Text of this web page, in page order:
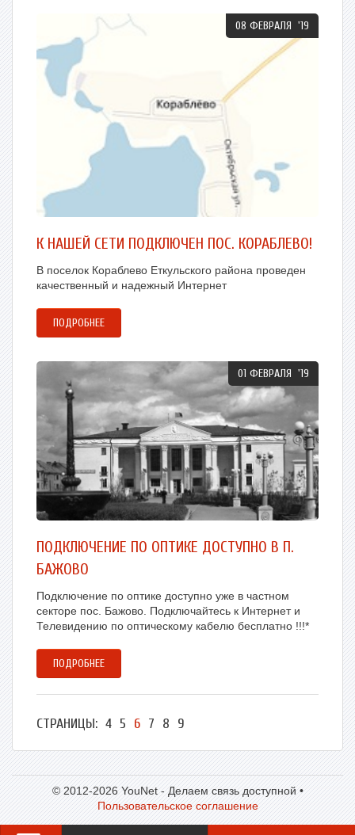
08 ФЕВРАЛЯ '19
К НАШЕЙ СЕТИ ПОДКЛЮЧЕН ПОС. КОРАБЛЕВО!
В поселок Кораблево Еткульского района проведен
качественный и надежный Интернет
ПОДРОБНЕЕ
01 ФЕВРАЛЯ '19
ПОДКЛЮЧЕНИЕ ПО ОПТИКЕ ДОСТУПНО В П.
БАЖОВО
Подключение по оптике доступно уже в частном
секторе пос. Бажово. Подключайтесь к Интернет и
Телевидению по оптическому кабелю бесплатно !!!*
ПОДРОБНЕЕ
СТРАНИЦЫ: 4 5 6 7 8 9
© 2012-2026 YouNet - Делаем связь доступной •
Пользовательское соглашение